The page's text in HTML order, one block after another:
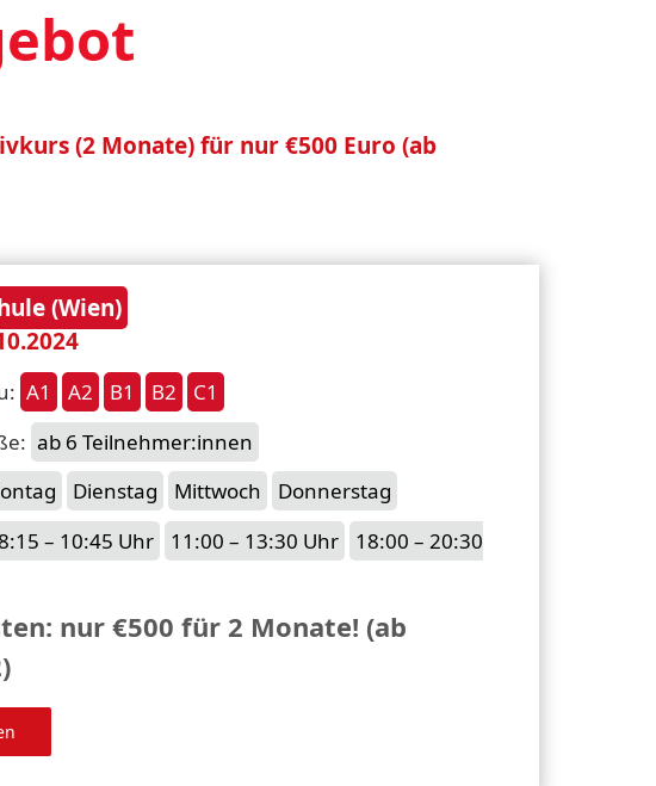
(2 Monate) für nur €500 Euro (ab
(Wien)
A1 A2 B1 B2
C1
ab 6 Teilnehmer:innen
Dienstag Mittwoch
Donnerstag
– 10:45 Uhr 11:00 – 13:30 Uhr
18:00 – 20:30
nur €500 für 2 Monate! (ab